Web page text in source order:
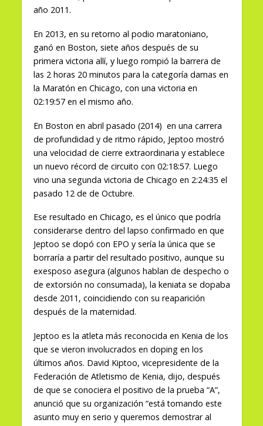
año 2011.
En 2013, en su retorno al podio maratoniano,
ganó en Boston, siete años después de su
primera victoria allí, y luego rompió la barrera de
las 2 horas 20 minutos para la categoría damas en
la Maratón en Chicago, con una victoria en
02:19:57 en el mismo año.
En Boston en abril pasado (2014) en una carrera
de profundidad y de ritmo rápido, Jeptoo mostró
una velocidad de cierre extraordinaria y establece
un nuevo récord de circuito con 02:18:57. Luego
vino una segunda victoria de Chicago en 2:24:35 el
pasado 12 de de Octubre.
Ese resultado en Chicago, es el único que podría
considerarse dentro del lapso confirmado en que
Jeptoo se dopó con EPO y sería la única que se
borraría a partir del resultado positivo, aunque su
exesposo asegura (algunos hablan de despecho o
de extorsión no consumada), la keniata se dopaba
desde 2011, coincidiendo con su reaparición
después de la maternidad.
Jeptoo es la atleta más reconocida en Kenia de los
que se vieron involucrados en doping en los
últimos años. David Kiptoo, vicepresidente de la
Federación de Atletismo de Kenia, dijo, después
de que se conociera el positivo de la prueba “A”,
anunció que su organización “está tomando este
asunto muy en serio y queremos demostrar al